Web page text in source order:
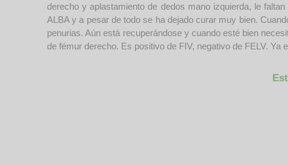
derecho y aplastamiento de dedos mano izquierda, le
ALBA y a pesar de todo se ha dejado curar muy bien.
penurias. Aún está recuperándose y cuando esté bien
de fémur derecho. Es positivo de FIV, negativo de FELV. Ya